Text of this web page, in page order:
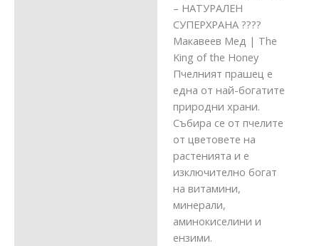
– НАТУРАЛЕН
СУПЕРХРАНА ????
Макавеев Мед | The
King of the Honey
Пчелният прашец е
една от най-богатите
природни храни.
Събира се от пчелите
от цветовете на
растенията и е
изключително богат
на витамини,
минерали,
аминокиселини и
ензими.